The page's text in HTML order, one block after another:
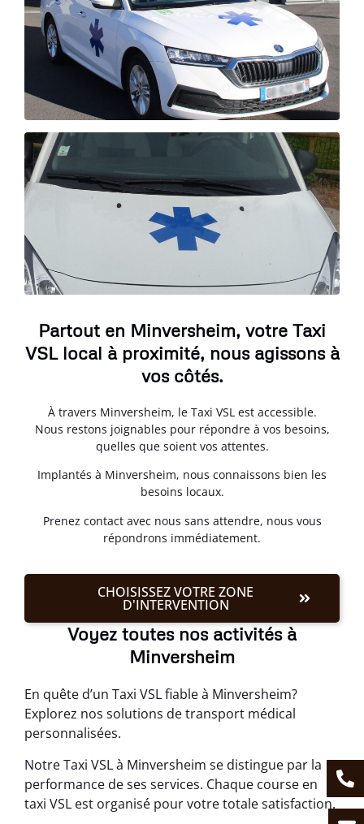
Partout en Minversheim, votre Taxi
VSL local à proximité, nous agissons à
vos côtés.
À travers Minversheim, le Taxi VSL est accessible.
Nous restons joignables pour répondre à vos besoins,
quelles que soient vos attentes.
Implantés à Minversheim, nous connaissons bien les
besoins locaux.
Prenez contact avec nous sans attendre, nous vous
répondrons immédiatement.
CHOISISSEZ VOTRE ZONE
D'INTERVENTION
Voyez toutes nos activités à
Minversheim
En quête d’un Taxi VSL fiable à Minversheim?
Explorez nos solutions de transport médical
personnalisées.
Notre Taxi VSL à Minversheim se distingue par la
performance de ses services. Chaque course en
taxi VSL est organisé pour votre totale satisfaction.